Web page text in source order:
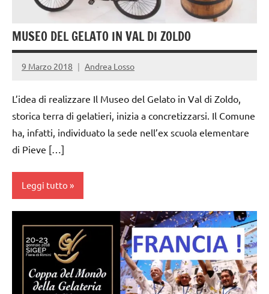
MUSEO DEL GELATO IN VAL DI ZOLDO
9 Marzo 2018 Andrea Losso
L’idea di realizzare Il Museo del Gelato in Val di Zoldo,
storica terra di gelatieri, inizia a concretizzarsi. Il Comune
ha, infatti, individuato la sede nell’ex scuola elementare
di Pieve […]
Leggi tutto
artigianale